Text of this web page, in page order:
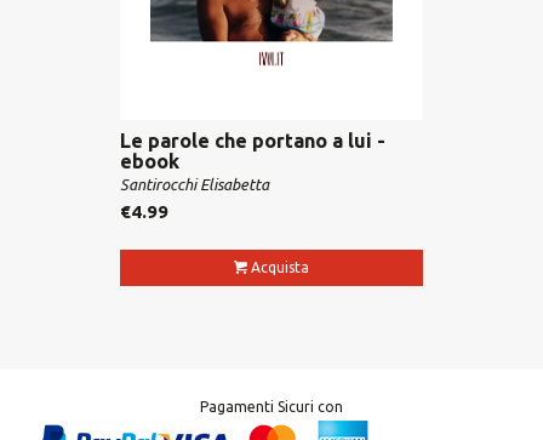
Le parole che portano a lui -
ebook
Santirocchi Elisabetta
€4.99
Acquista
Pagamenti Sicuri con